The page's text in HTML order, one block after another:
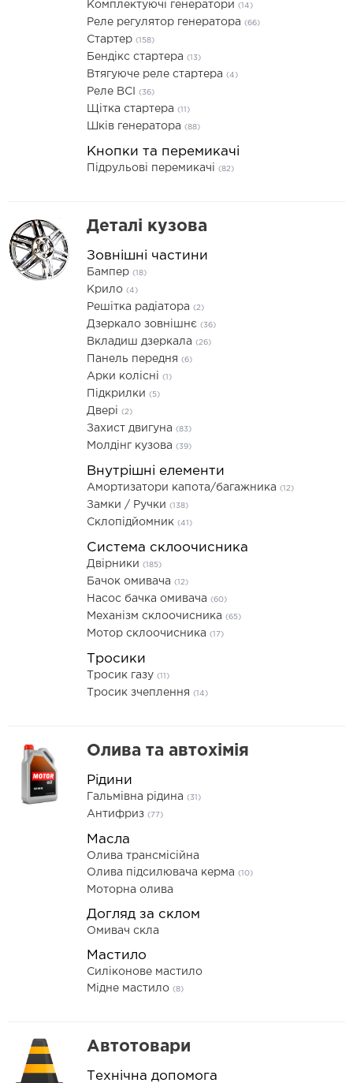
Комплектуючі генератори (14)
Реле регулятор генератора (66)
Стартер (158)
Бендікс стартера (13)
Втягуюче реле стартера (4)
Реле ВСІ (36)
Щітка стартера (11)
Шків генератора (88)
Кнопки та перемикачі
Підрульові перемикачі (82)
Деталі кузова
Зовнішні частини
Бампер (18)
Крило (4)
Решітка радіатора (2)
Дзеркало зовнішнє (36)
Вкладиш дзеркала (26)
Панель передня (6)
Арки колісні (1)
Підкрилки (5)
Двері (2)
Захист двигуна (83)
Молдінг кузова (39)
Внутрішні елементи
Амортизатори капота/багажника (12)
Замки / Ручки (138)
Склопідйомник (41)
Система склоочисника
Двірники (185)
Бачок омивача (12)
Насос бачка омивача (60)
Механізм склоочисника (65)
Мотор склоочисника (17)
Тросики
Тросик газу (11)
Тросик зчеплення (14)
Олива та автохімія
Рідини
Гальмівна рідина (31)
Антифриз (77)
Масла
Олива трансмісійна
Олива підсилювача керма (10)
Моторна олива
Догляд за склом
Омивач скла
Мастило
Силіконове мастило
Мідне мастило (8)
Автотовари
Технічна допомога